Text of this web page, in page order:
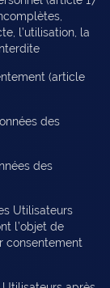
l’utilisation, la
(article
des
des
Utilisateurs
l’objet de
consentement